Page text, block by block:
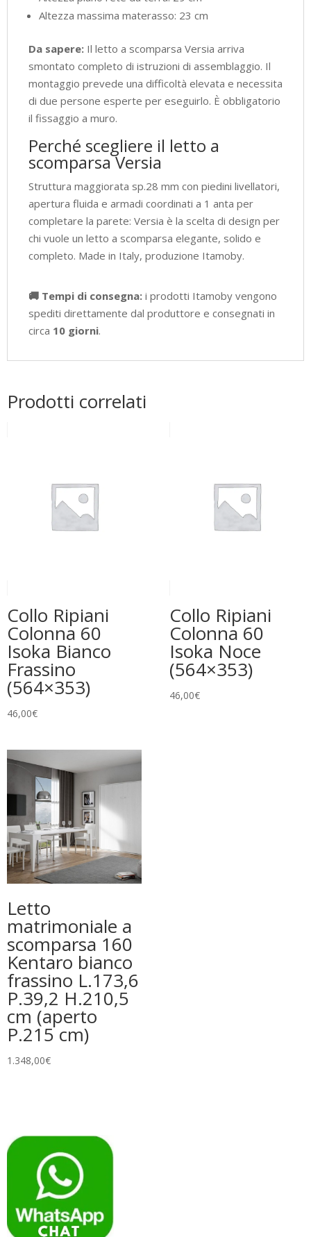
Altezza massima materasso: 23 cm
Da sapere: Il letto a scomparsa Versia arriva
smontato completo di istruzioni di assemblaggio. Il
montaggio prevede una difficoltà elevata e necessita
di due persone esperte per eseguirlo. È obbligatorio
il fissaggio a muro.
Perché scegliere il letto a
scomparsa Versia
Struttura maggiorata sp.28 mm con piedini livellatori,
apertura fluida e armadi coordinati a 1 anta per
completare la parete: Versia è la scelta di design per
chi vuole un letto a scomparsa elegante, solido e
completo. Made in Italy, produzione Itamoby.
🚚 Tempi di consegna: i prodotti Itamoby vengono
spediti direttamente dal produttore e consegnati in
circa 10 giorni.
Prodotti correlati
Collo Ripiani
Colonna 60
Isoka Bianco
Frassino
(564×353)
46,00€
Collo Ripiani
Colonna 60
Isoka Noce
(564×353)
46,00€
Letto
matrimoniale a
scomparsa 160
Kentaro bianco
frassino L.173,6
P.39,2 H.210,5
cm (aperto
P.215 cm)
1.348,00€